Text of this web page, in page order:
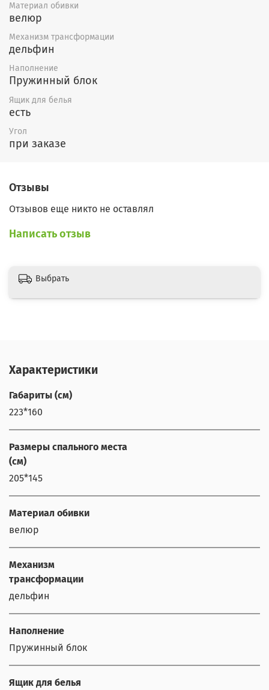
Материал обивки
велюр
Механизм трансформации
дельфин
Наполнение
Пружинный блок
Ящик для белья
есть
Угол
при заказе
Отзывы
Отзывов еще никто не оставлял
Написать отзыв
Выбрать
Характеристики
Габариты (см)
223*160
Размеры спального места
(см)
205*145
Материал обивки
велюр
Механизм
трансформации
дельфин
Наполнение
Пружинный блок
Ящик для белья